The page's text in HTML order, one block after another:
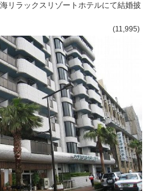
リラックスリゾートホテルにて結婚披
(11,995)